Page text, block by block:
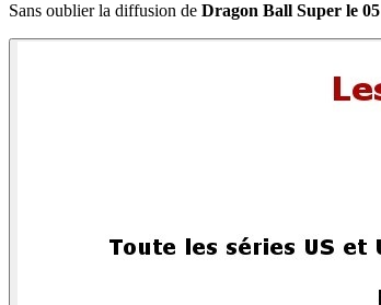
Sans oublier la diffusion de Dragon Ball Super le 05